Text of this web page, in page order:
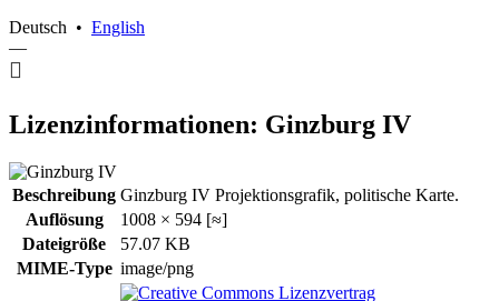
Deutsch • English
—
Lizenzinformationen: Ginzburg IV
Beschreibung Ginzburg IV Projektionsgrafik, politische Karte.
Auflösung
1008 × 594 [≈]
Dateigröße
57.07 KB
MIME-Type image/png